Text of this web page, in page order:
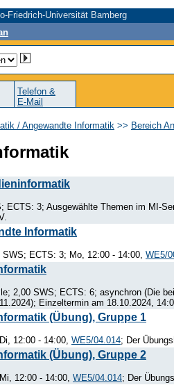
Friedrich-Universität Bamberg
Telefon &
E-Mail
/ Angewandte Informatik >> Bereich
ECTS: 3; Ausgewählte Themen im MI-
Informatik
ECTS: 3; Mo, 12:00 - 14:00, WE5/
2,00 SWS; ECTS: 6; asynchron (Die
Einzeltermin am 18.10.2024,
(Übung), Gruppe 1
12:00 - 14:00, WE5/04.014; Der
(Übung), Gruppe 2
12:00 - 14:00, WE5/04.014; Der